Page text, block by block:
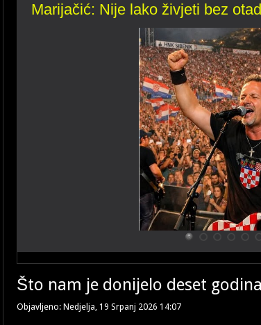
Marijačić: Nije lako živjeti bez
Orjunaškim reliktima u Hrvatskoj život zagorčava svaki
upravo održani u Šibeniku, tako i onaj najavljeni u
Ima li u
Što nam je donijelo deset
Objavljeno: Nedjelja, 19 Srpanj 2026 14:07